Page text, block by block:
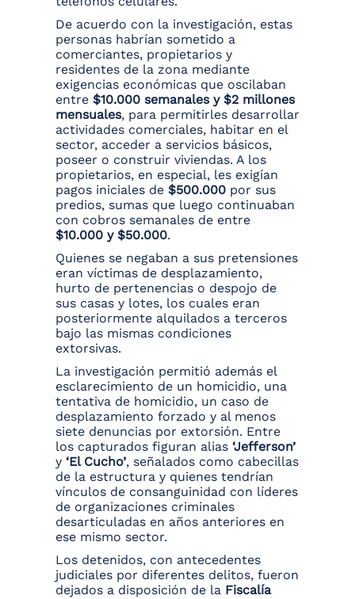
De acuerdo con la investigación, estas
personas habrían sometido a
comerciantes, propietarios y
residentes de la zona mediante
exigencias económicas que oscilaban
entre $10.000 semanales y $2 millones
mensuales, para permitirles desarrollar
actividades comerciales, habitar en el
sector, acceder a servicios básicos,
poseer o construir viviendas. A los
propietarios, en especial, les exigían
pagos iniciales de $500.000 por sus
predios, sumas que luego continuaban
con cobros semanales de entre
$10.000 y $50.000.
Quienes se negaban a sus pretensiones
eran víctimas de desplazamiento,
hurto de pertenencias o despojo de
sus casas y lotes, los cuales eran
posteriormente alquilados a terceros
bajo las mismas condiciones
extorsivas.
La investigación permitió además el
esclarecimiento de un homicidio, una
tentativa de homicidio, un caso de
desplazamiento forzado y al menos
siete denuncias por extorsión. Entre
los capturados figuran alias ‘Jefferson’
y ‘El Cucho’, señalados como cabecillas
de la estructura y quienes tendrían
vínculos de consanguinidad con líderes
de organizaciones criminales
desarticuladas en años anteriores en
ese mismo sector.
Los detenidos, con antecedentes
judiciales por diferentes delitos, fueron
dejados a disposición de la Fiscalía